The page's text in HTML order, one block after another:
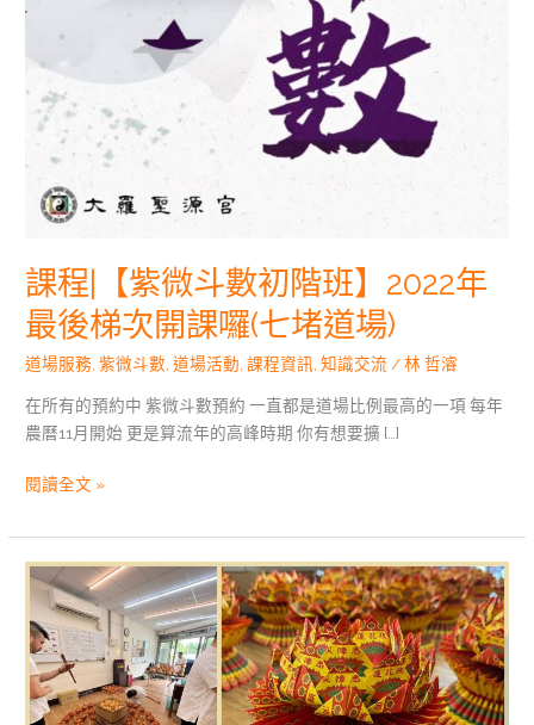
課程|【紫微斗數初階班】2022年
最後梯次開課囉(七堵道場)
道場服務 ,紫微斗數 ,道場活動 ,課程資訊 ,知識交流 /林 哲濬
在所有的預約中 紫微斗數預約 一直都是道場比例最高的一項 每年
農曆11月開始 更是算流年的高峰時期 你有想要擴 […]
閱讀全文 »
壬
寅
年
中
元
渡